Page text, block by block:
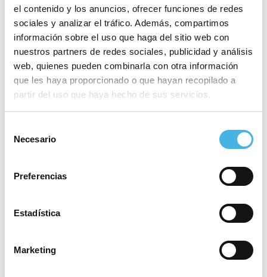
el contenido y los anuncios, ofrecer funciones de redes
sociales y analizar el tráfico. Además, compartimos
información sobre el uso que haga del sitio web con
nuestros partners de redes sociales, publicidad y análisis
web, quienes pueden combinarla con otra información
que les haya proporcionado o que hayan recopilado a
partir del uso que haya hecho de sus servicios.
Necesario
Preferencias
Estadística
Marketing
El programa ‘+Esport a
l’Escola’ llegará a 26.000
niños y niñas de la
Comunitat Valenciana en
2026
4 febrero 2026
pone en pie a Valencia
Internacional de Valencia
2026 plagado de estrellas